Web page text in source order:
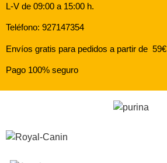
L-V de 09:00 a 15:00 h.
Teléfono: 927147354
Envíos gratis para pedidos a partir de 59€
Pago 100% seguro